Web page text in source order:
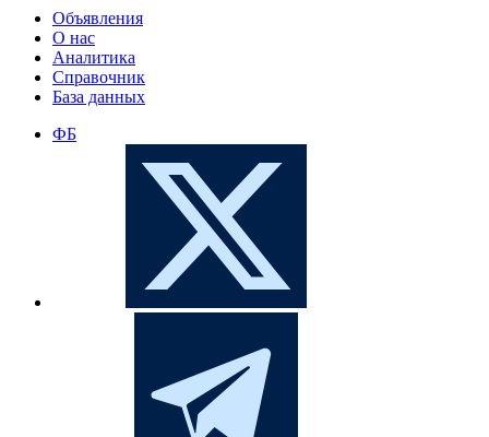
Объявления
О нас
Аналитика
Справочник
База данных
ФБ